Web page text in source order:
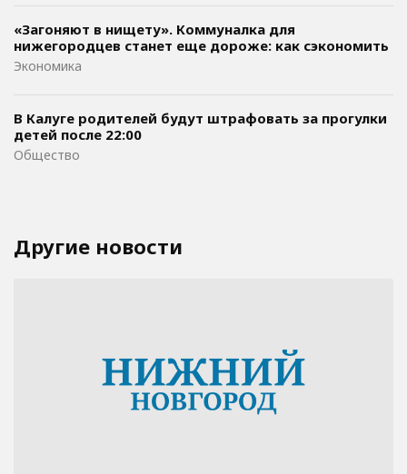
«Загоняют в нищету». Коммуналка для
нижегородцев станет еще дороже: как сэкономить
Экономика
В Калуге родителей будут штрафовать за прогулки
детей после 22:00
Общество
Другие новости